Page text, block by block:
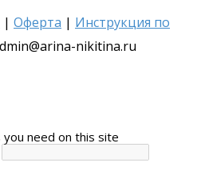
| Оферта | Инструкция по
nikitina.ru
need on this site